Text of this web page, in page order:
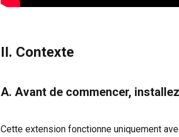
II. Contexte
A. Avant de commencer,
Cette extension fonctionne uniquement